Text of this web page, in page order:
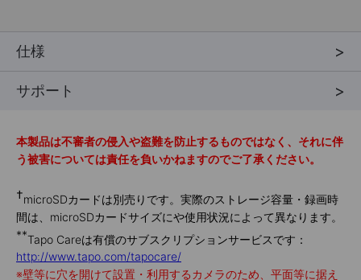
仕様
サポート
本製品は不審者の侵入や盗難を防止するものではなく、それに伴
う被害については責任を負いかねますのでご了承ください。
†microSDカードは別売りです。実際のストレージ容量・録画時
間は、microSDカードサイズにや使用状況によって異なります。
**Tapo Careは有償のサブスクリプションサービスです：
http://www.tapo.com/tapocare/
※壁等に穴を開けて設置・利用するカメラのため、平面等に据え